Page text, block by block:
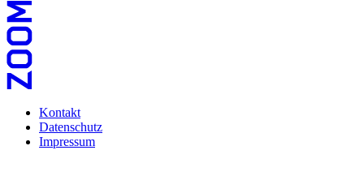
Kontakt
Datenschutz
Impressum